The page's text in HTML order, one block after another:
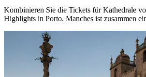
Kombinieren Sie die Tickets für Kathedrale
Highlights in Porto. Manches ist zusammen